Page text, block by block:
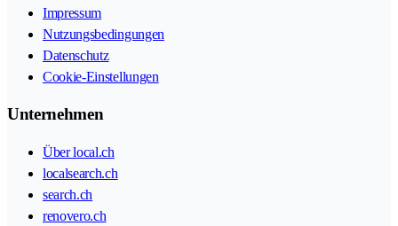
Impressum
Nutzungsbedingungen
Datenschutz
Cookie-Einstellungen
Unternehmen
Über local.ch
localsearch.ch
search.ch
renovero.ch